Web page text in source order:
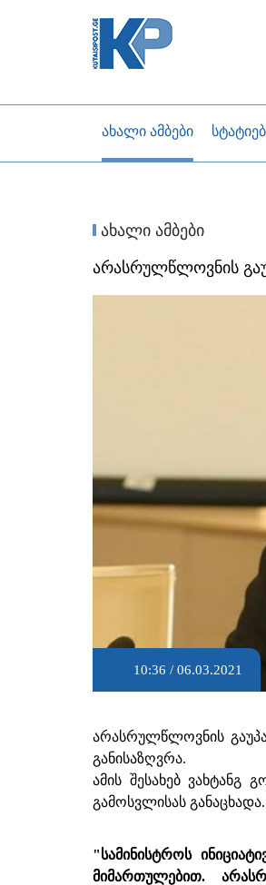
ახალი ამბები
ახალი ამბები
არასრულწლოვნის
10:36 / 06.03.2021
არასრულწლოვნის
განისაზღვრა.
ამის შესახებ
გამოსვლისას განაცხადა.
"სამინისტროს
მიმართულებით.